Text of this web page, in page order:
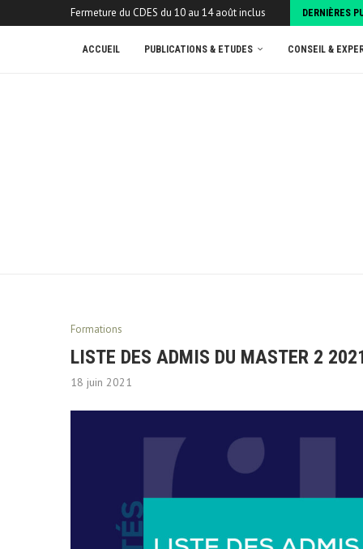
Fermeture du CDES du 10 au 14 août inclus DERNIÈRES
ACCUEIL PUBLICATIONS & ETUDES CONSEIL &
Formations
LISTE DES ADMIS DU MASTER 2
18 juin 2021